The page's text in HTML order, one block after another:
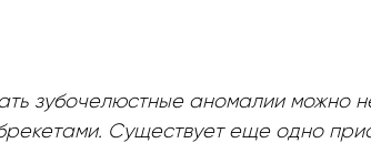
зубочелюстные аномалии можно
Существует еще одно